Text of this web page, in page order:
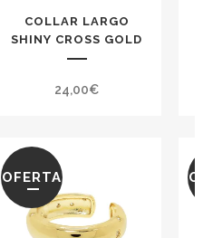
COLLAR LARGO
SHINY CROSS GOLD
24,00€
OFERTA